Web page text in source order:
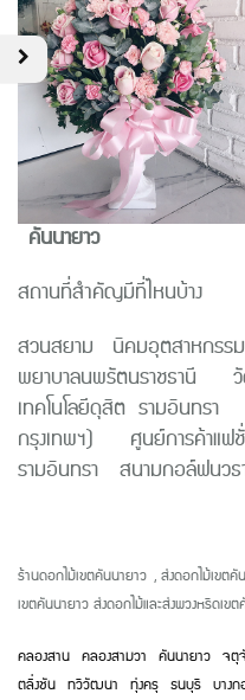
คันนายาว
สถานที่สำคัญมีที่ไหนบ้าง
สวนสยาม นิคมอุตสาหกรร
พยาบาลนพรัตนราชธานี วั
เทคโนโลยีดุสิต รามอินท
กรุงเทพฯ) ศูนย์การค้าแ
รามอินทรา สนามกอล์ฟนว
ร้านดอกไม้เขตคันนายาว ,ส่งดอกไม้เขตคั
เขตคันนายาว ส่งดอกไม้และส่งพวงหรีด
คลองสาน คลองสามวา คันนายาว จตุ
ตลิ่งชัน ทวีวัฒนา ทุ่งครุ ธนบุรี บาง